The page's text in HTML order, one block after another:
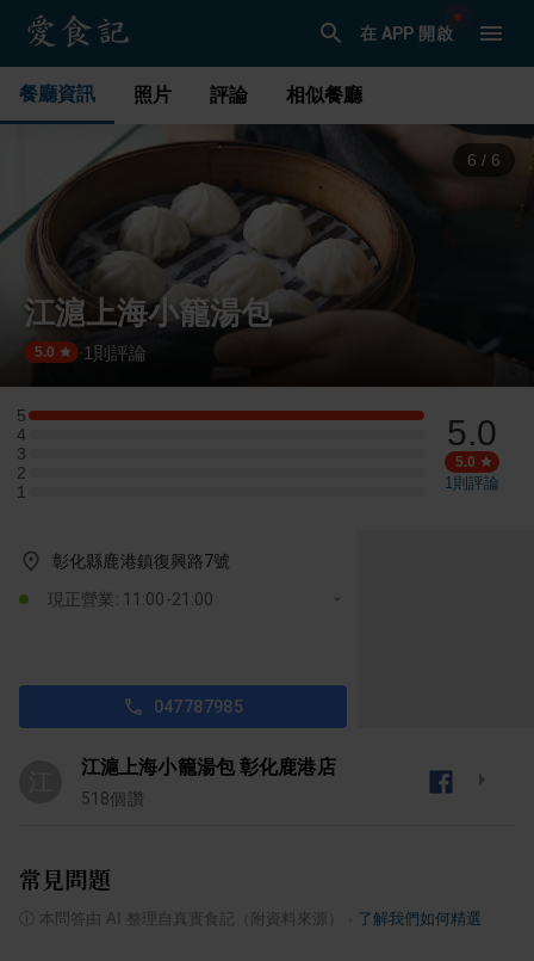
在 APP 開啟
餐廳資訊 照片 評論 相似餐廳
1 / 6
江滬上海小籠湯包
5.0 ·1 則評論
5
5 星：1 則評論
4
4 星：0 則評論
3
3 星：0 則評論
2
2 星：0 則評論
1
1 星：0 則評論
5.0
5.0
1則評論
彰化縣鹿港鎮復興路7號
現正營業: 11:00-21:00
047787985
江滬上海小籠湯包 彰化鹿港店
518個讚
常見問題
本問答由 AI 整理自真實食記（附資料來源） 了解我們如何精選